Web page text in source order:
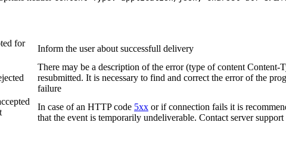
for
Inform the user about successfull delivery
There may be a description of the error (type of content
resubmitted. It is necessary to find and correct the error of the
failure
In case of an HTTP code 5xx or if connection fails it is
that the event is temporarily undeliverable. Contact server support